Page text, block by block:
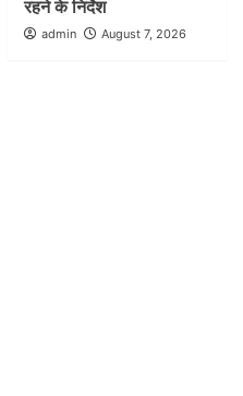
रहने के निर्देश
admin August 7, 2026